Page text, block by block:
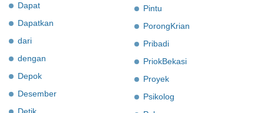
Dapat
Dapatkan
dari
dengan
Depok
Desember
Pintu
PorongKrian
Pribadi
PriokBekasi
Proyek
Psikolog